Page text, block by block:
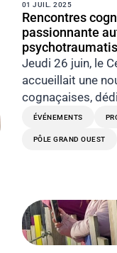
01 JUIL. 2025
Rencontres
passionnante
Jeudi 26 juin, le
accueillait une
cognaçaises,
ÉVÉNEMENTS
PÔLE GRAND OUEST